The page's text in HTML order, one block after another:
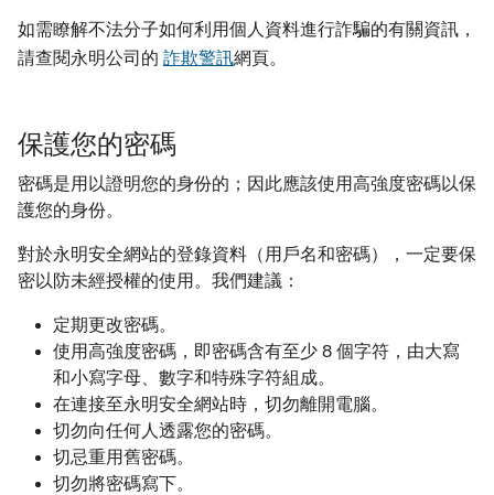
如需瞭解不法分子如何利用個人資料進行詐騙的有關資訊，
請查閱永明公司的 詐欺警訊網頁。
保護您的密碼
密碼是用以證明您的身份的；因此應該使用高強度密碼以保
護您的身份。
對於永明安全網站的登錄資料（用戶名和密碼），一定要保
密以防未經授權的使用。我們建議：
定期更改密碼。
使用高強度密碼，即密碼含有至少 8 個字符，由大寫
和小寫字母、數字和特殊字符組成。
在連接至永明安全網站時，切勿離開電腦。
切勿向任何人透露您的密碼。
切忌重用舊密碼。
切勿將密碼寫下。